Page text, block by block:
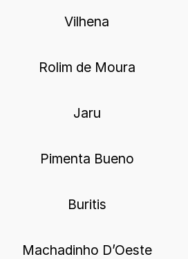
Vilhena
Rolim de Moura
Jaru
Pimenta Bueno
Buritis
Machadinho D’Oeste